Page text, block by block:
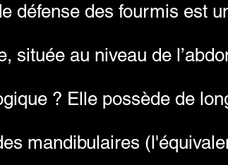
défense des fourmis est
située au niveau de
? Elle possède de
mandibulaires